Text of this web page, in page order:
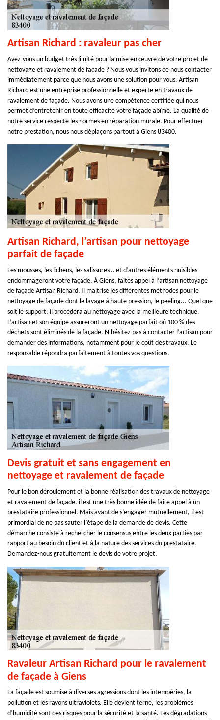
Artisan Richard : ravaleur pas cher
Avez-vous un budget très limité pour la mise en œuvre de votre projet de
nettoyage et ravalement de façade ? Nous vous invitons de nous contacter
immédiatement parce que nous avons une solution pour vous. Artisan
Richard est une entreprise professionnelle et experte en travaux de
ravalement de façade. Nous avons une compétence certifiée qui nous
permet d’entretenir en toute efficacité votre façade abîmé. La qualité de
notre service respecte les normes en réparation murale. Pour effectuer
notre prestation, nous nous déplaçons partout à Giens 83400.
Artisan Richard, l’artisan pour nettoyage
parfait de façade
Les mousses, les lichens, les salissures… et d’autres éléments nuisibles
endommageront votre façade. À Giens, faites appel à l’artisan nettoyage
de façade Artisan Richard. Il maitrise les différentes méthodes pour le
nettoyage de façade dont le lavage à haute pression, le peeling... Quel que
soit le support, il procédera au nettoyage avec la meilleure technique.
L’artisan et son équipe assureront un nettoyage parfait où 100 % des
déchets sont éliminés de la façade. N’hésitez pas à contacter l’artisan pour
demander des informations, notamment pour le coût des travaux. Le
responsable répondra parfaitement à toutes vos questions.
Devis gratuit et sans engagement en
nettoyage et ravalement de façade
Pour le bon déroulement et la bonne réalisation des travaux de nettoyage
et ravalement de façade, il est une très bonne idée de faire appel à un
prestataire professionnel. Mais avant de s’engager mutuellement, il est
primordial de ne pas sauter l’étape de la demande de devis. Cette
démarche consiste à rechercher le consensus entre les deux parties par
rapport au besoin du client et à la nature des services du prestataire.
Demandez-nous gratuitement le devis de votre projet.
Ravaleur Artisan Richard pour le ravalement
de façade à Giens
La façade est soumise à diverses agressions dont les intempéries, la
pollution et les rayons ultraviolets. Elle devient terne, les problèmes
d’humidité sont des risques pour la sécurité et la santé. Les dégradations